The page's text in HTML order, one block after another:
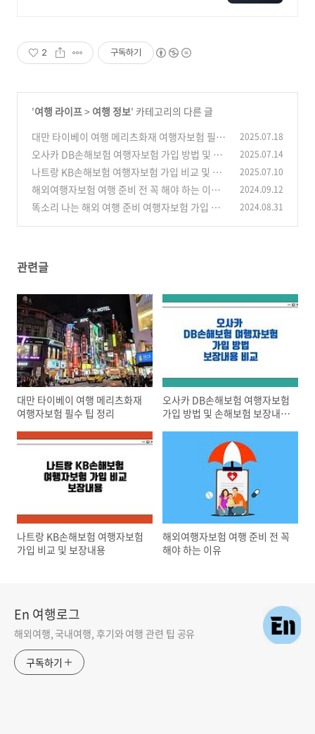
2 구독하기
'여행 라이프> 여행 정보' 카테고리의 다른 글
대만 타이베이 여행 메리츠화재 여행자보험 필수
팁 정리
(2)
2025.07.18
오사카 DB손해보험 여행자보험 가입 방법 및 손
해보험 보장내용 비교 (2)
2025.07.14
나트랑 KB손해보험 여행자보험 가입 비교 및 보
장내용
(0)
2025.07.10
해외여행자보험 여행 준비 전 꼭 해야 하는 이유
(8)
2024.09.12
똑소리 나는 해외 여행 준비 여행자보험 가입 꿀
2024.08.31
관련글
대만 타이베이 여행 메리츠화재
여행자보험 필수 팁 정리
오사카 DB손해보험 여행자보험
가입 방법 및 손해보험 보장내용
나트랑 KB손해보험 여행자보험
가입 비교 및 보장내용
해외여행자보험 여행 준비 전 꼭
해야 하는 이유
En 여행로그
해외여행, 국내여행, 후기와 여행 관련 팁 공유
구독하기